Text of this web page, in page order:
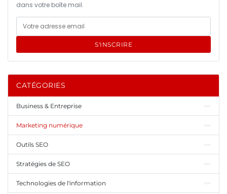
dans votre boîte mail.
S'INSCRIRE
CATÉGORIES
Business & Entreprise
Marketing numérique
Outils SEO
Stratégies de SEO
Technologies de l'information